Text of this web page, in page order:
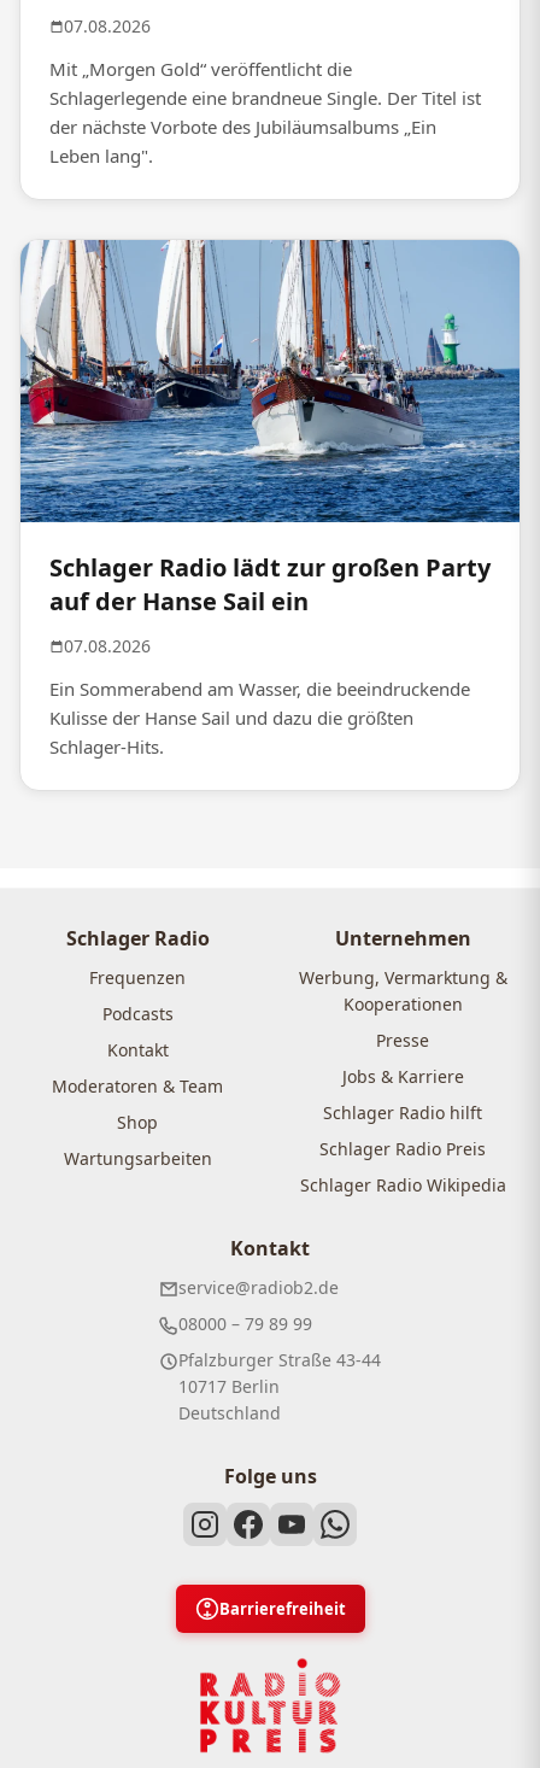
07.08.2026
Mit „Morgen Gold“ veröffentlicht die
Schlagerlegende eine brandneue Single. Der Titel ist
der nächste Vorbote des Jubiläumsalbums „Ein
Leben lang".
Schlager Radio lädt zur großen Party
auf der Hanse Sail ein
07.08.2026
Ein Sommerabend am Wasser, die beeindruckende
Kulisse der Hanse Sail und dazu die größten
Schlager-Hits.
Schlager Radio
Frequenzen
Podcasts
Kontakt
Moderatoren & Team
Shop
Wartungsarbeiten
Unternehmen
Werbung, Vermarktung &
Kooperationen
Presse
Jobs & Karriere
Schlager Radio hilft
Schlager Radio Preis
Schlager Radio Wikipedia
Kontakt
service@radiob2.de
08000 – 79 89 99
Pfalzburger Straße 43-44
10717 Berlin
Deutschland
Folge uns
Barrierefreiheit